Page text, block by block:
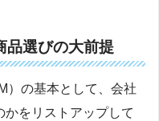
品選びの大前提
）の基本として、会社
をリストアップして